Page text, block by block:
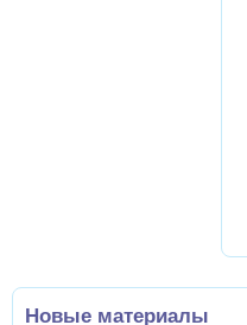
Новые материалы